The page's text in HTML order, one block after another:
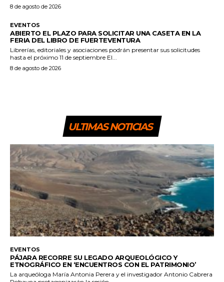
8 de agosto de 2026
EVENTOS
ABIERTO EL PLAZO PARA SOLICITAR UNA CASETA EN LA
FERIA DEL LIBRO DE FUERTEVENTURA
Librerías, editoriales y asociaciones podrán presentar sus solicitudes
hasta el próximo 11 de septiembre El...
8 de agosto de 2026
ULTIMAS NOTICIAS
EVENTOS
PÁJARA RECORRE SU LEGADO ARQUEOLÓGICO Y
ETNOGRÁFICO EN ‘ENCUENTROS CON EL PATRIMONIO’
La arqueóloga María Antonia Perera y el investigador Antonio Cabrera